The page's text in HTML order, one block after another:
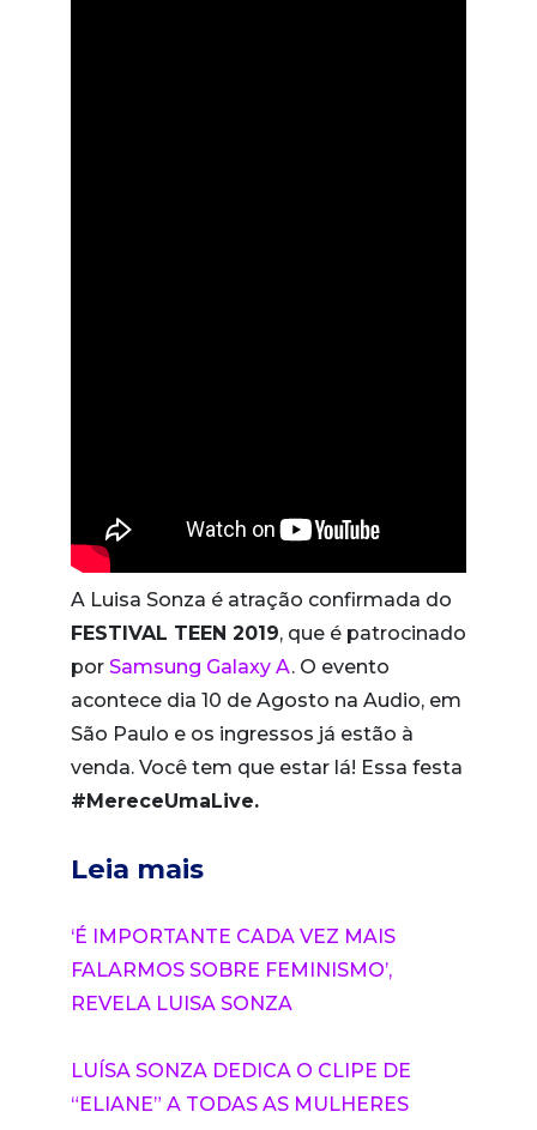
A Luisa Sonza é atração confirmada do
FESTIVAL TEEN 2019, que é patrocinado
por Samsung Galaxy A. O evento
acontece dia 10 de Agosto na Audio, em
São Paulo e os ingressos já estão à
venda. Você tem que estar lá! Essa festa
#MereceUmaLive.
Leia mais
‘É IMPORTANTE CADA VEZ MAIS
FALARMOS SOBRE FEMINISMO’,
REVELA LUISA SONZA
LUÍSA SONZA DEDICA O CLIPE DE
“ELIANE” A TODAS AS MULHERES